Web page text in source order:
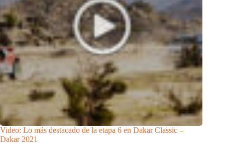
Video: Lo más destacado de la etapa 6 en Dakar Classic –
Dakar 2021